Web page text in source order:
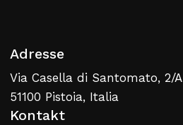
Adresse
Via Casella di Santomato, 2/A
51100 Pistoia, Italia
Kontakt